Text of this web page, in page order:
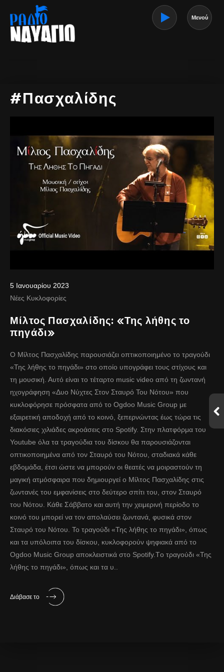
Μενού
#Πασχαλίδης
5 Ιανουαρίου 2023
Νέες Κυκλοφορίες
Μίλτος Πασχαλίδης: «Της λήθης το
πηγάδι»
Ο Μίλτος Πασχαλίδης παρουσιάζει οπτικοποιημένο το τραγούδι
«Της λήθης το πηγάδι» στο οποίο υπογράφει τους στίχους και
τη μουσική. Αυτό είναι το τέταρτο music video από τη ζωντανή
ηχογράφηση «Δυο Νύχτες Στον Σταυρό Του Νότου» που
κυκλοφόρησε πρόσφατα από το Ogdoo Music Group με
εξαιρετική αποδοχή από το κοινό, ξεπερνώντας έως τώρα τις
διακόσιες χιλιάδες ακροάσεις στο Spotify. Στην πλατφόρμα του
Youtube όλα τα τραγούδια του δίσκου θα παρουσιάζονται
οπτικοποιημένα από τον Σταυρό του Νότου, σταδιακά κάθε
εβδομάδα, έτσι ώστε να μπορούν οι θεατές να μοιραστούν τη
μαγική ατμόσφαιρα που δημιουργεί ο Μίλτος Πασχαλίδης στις
ζωντανές του εμφανίσεις στο δεύτερο σπίτι του, στον Σταυρό
του Νότου. Κάθε Σάββατο και αυτή την χειμερινή περίοδο το
κοινό του μπορεί να τον απολαύσει ζωντανά, φυσικά στον
Σταυρό του Νότου. Το τραγούδι «Της λήθης το πηγάδι», όπως
και τα υπόλοιπα του δίσκου, κυκλοφορούν ψηφιακά από το
Ogdoo Music Group αποκλειστικά στο Spotify.Τo τραγούδι «Της
λήθης το πηγάδι», όπως και τα υ..
Διάβασε το